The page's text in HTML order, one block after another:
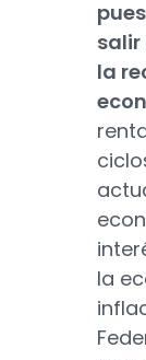
salir
la
la